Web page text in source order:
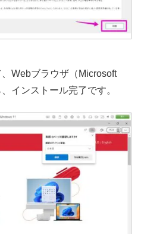
Webブラウザ（Microsoft
インストール完了です。